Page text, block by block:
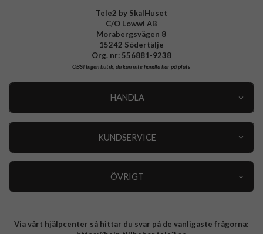
Tele2 by SkalHuset
C/O Lowwi AB
Morabergsvägen 8
15242 Södertälje
Org. nr: 556881-9238
OBS!Ingen butik, du kan inte handla här på plats
HANDLA
KUNDSERVICE
ÖVRIGT
Integritetspolicy
Via vårt hjälpcenter så hittar du svar på de vanligaste frågorna: